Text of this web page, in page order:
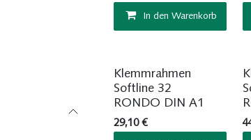
In den Warenkorb
Sofort ab Lager
Klemmrahmen
Softline 32
RONDO DIN A1
29,10€